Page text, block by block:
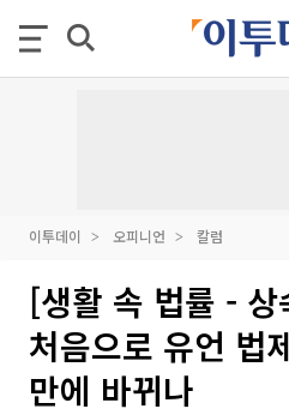
이투데이 오피니언 칼럼
[생활 속 법률 -
처음으로 유언 법
만에 바뀌나